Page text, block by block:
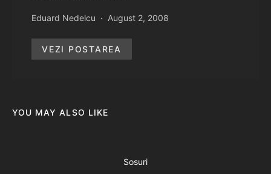
Eduard Nedelcu August 2, 2008
VEZI POSTAREA
YOU MAY ALSO LIKE
Sosuri